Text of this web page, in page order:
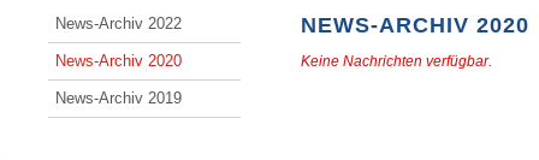
News-Archiv 2022
News-Archiv 2020
News-Archiv 2019
NEWS-ARCHIV 2020
Keine Nachrichten verfügbar.